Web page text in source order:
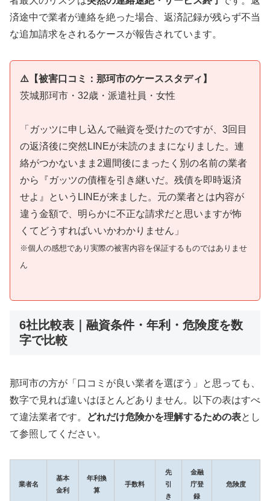
済途中で業者が連絡を絶った場合、返済記録が残らず不当
な追加請求をされるケースが報告されています。
⚠️【被害口コミ：那珂市のケーススタディ】
茨城那珂市・32歳・派遣社員・女性
「ガッツに申し込んで融資を受けたのですが、3回目
の返済後に突然LINEが未読のままになりました。連
絡がつかないまま2週間後にまったく別の名前の業者
から『ガッツの債権を引き継いだ。残債を即時返済
せよ』というLINEが来ました。元の業者とは内容が
違う金額で、明らかに不正な請求だと思いますが怖
くてどうすればいいかわかりません」
※個人の感想であり実際の被害内容を保証するものではありませ
ん
6社比較表｜融資条件・年利・危険度を数
字で比較
那珂市の方が「口コミが良い業者を選ぼう」と思っても、
数字で見れば違いはほとんどありません。以下の表はすべ
て違法業者です。
どれだけ危険かを理解するための表とし
て参照してください。
業者名
基本
金利
年利換
算
手数料
先
引
き
金融
庁登
録
危険度